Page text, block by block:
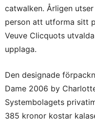
catwalken. Årligen
person att utforma sitt
Veuve Clicquots
upplaga.
Den designade
Dame 2006 by
Systembolagets
385 kronor kostar